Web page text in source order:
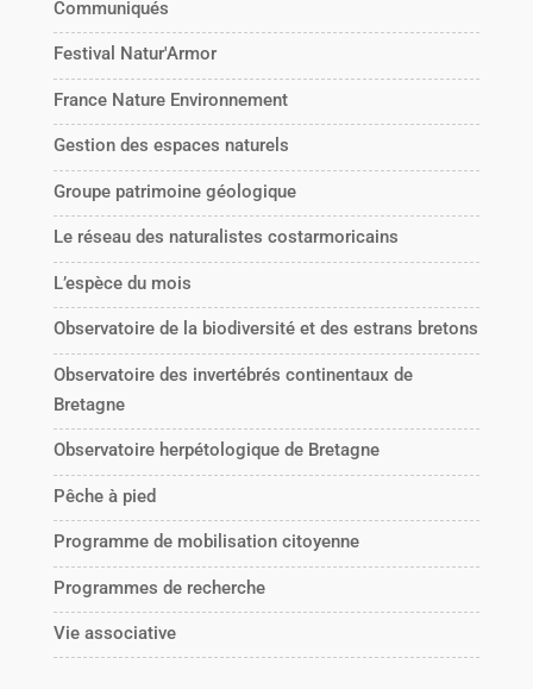
Communiqués
Festival Natur'Armor
France Nature Environnement
Gestion des espaces naturels
Groupe patrimoine géologique
Le réseau des naturalistes costarmoricains
L’espèce du mois
Observatoire de la biodiversité et des estrans bretons
Observatoire des invertébrés continentaux de
Bretagne
Observatoire herpétologique de Bretagne
Pêche à pied
Programme de mobilisation citoyenne
Programmes de recherche
Vie associative